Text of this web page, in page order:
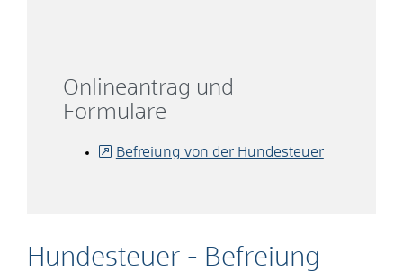
Hundesteuer - Befreiung
Onlineantrag und
Formulare
Befreiung von der Hundesteuer